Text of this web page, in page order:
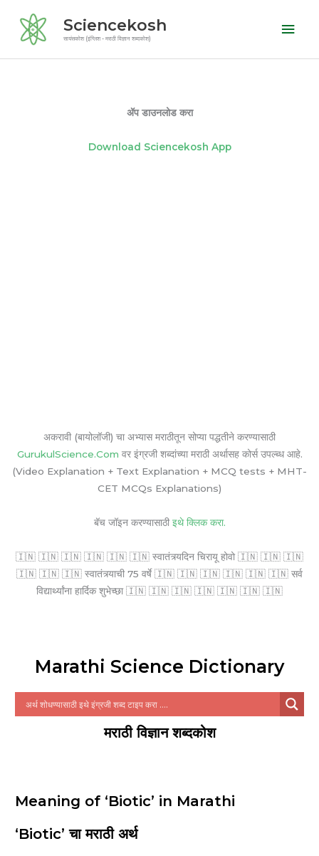
content
Sciencekosh
सायंसकोश (इंग्लिश - मराठी विज्ञान शब्दकोश)
ॲप डाउनलोड करा
Download Sciencekosh App
अकरावी (बायोलॉजी) चा अभ्यास मराठीतून सोप्या पद्धतीने करण्यासाठी
GurukulScience.Com वर इंग्रजी शब्दांच्या मराठी अर्थासह कोर्स उपल्ब्ध आहे.
(Video Explanation + Text Explanation + MCQ tests + MHT-
CET MCQs Explanations)
बॅच जॉइन करण्यासाठी इथे क्लिक करा.
🇮🇳 🇮🇳 🇮🇳 🇮🇳 🇮🇳 🇮🇳 स्वातंत्र्यदिन चिरायू होवो 🇮🇳 🇮🇳 🇮🇳
🇮🇳 🇮🇳 🇮🇳 स्वातंत्र्याची 75 वर्षे 🇮🇳 🇮🇳 🇮🇳 🇮🇳 🇮🇳 🇮🇳 सर्व
विद्यार्थ्यांना हार्दिक शुभेच्छा 🇮🇳 🇮🇳 🇮🇳 🇮🇳 🇮🇳 🇮🇳 🇮🇳
Marathi Science Dictionary
मराठी विज्ञान शब्दकोश
Meaning of ‘Biotic’ in Marathi
‘Biotic’ चा मराठी अर्थ